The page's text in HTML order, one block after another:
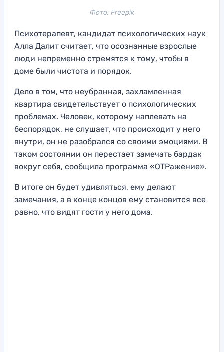
Фото: Freepik
Психотерапевт, кандидат психологических наук
Алла Далит считает, что осознанные взрослые
люди непременно стремятся к тому, чтобы в
доме были чистота и порядок.
Дело в том, что неубранная, захламленная
квартира свидетельствует о психологических
проблемах. Человек, которому наплевать на
беспорядок, не слушает, что происходит у него
внутри, он не разобрался со своими эмоциями. В
таком состоянии он перестает замечать бардак
вокруг себя, сообщила программа «ОТРажение».
В итоге он будет удивляться, ему делают
замечания, а в конце концов ему становится все
равно, что видят гости у него дома.